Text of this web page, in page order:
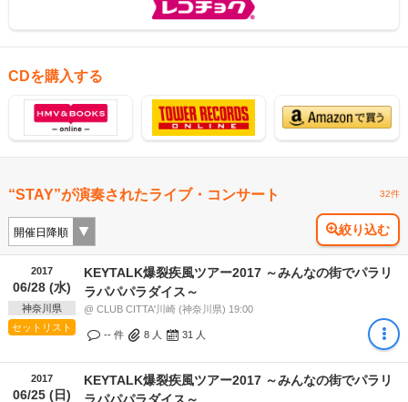
CDを購入する
“STAY”が演奏されたライブ・コンサート 32件
絞り込む
2017
06/28 (水)
神奈川県
セットリスト
KEYTALK爆裂疾風ツアー2017 ～みんなの街でパラリ
ラパパパラダイス～
@ CLUB CITTA'川崎 (神奈川県) 19:00
-- 件 8 人 31 人
2017
06/25 (日)
KEYTALK爆裂疾風ツアー2017 ～みんなの街でパラリ